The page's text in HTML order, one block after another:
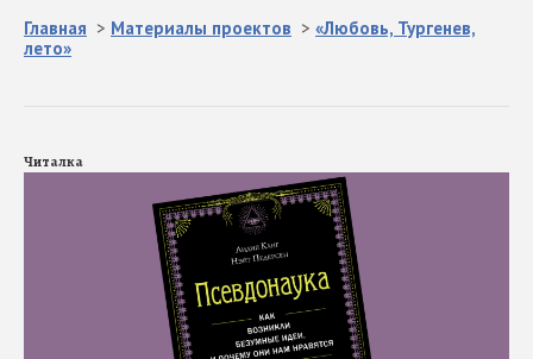
Главная > Материалы проектов > «Любовь, Тургенев,
лето»
Читалка